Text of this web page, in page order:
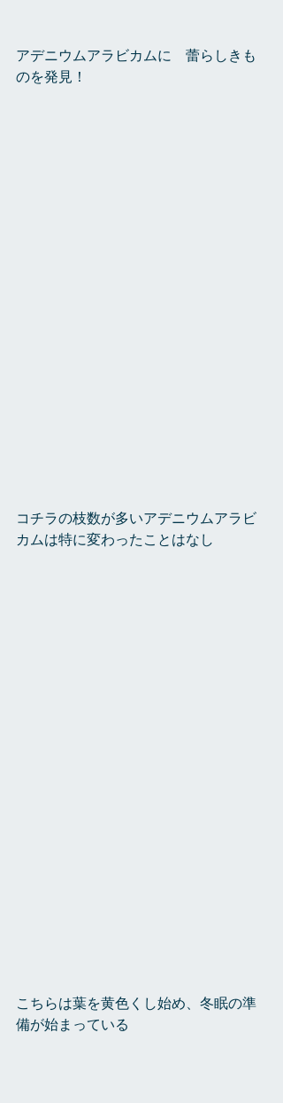
アデニウムアラビカムに　蕾らしきも
のを発見！
コチラの枝数が多いアデニウムアラビ
カムは特に変わったことはなし
こちらは葉を黄色くし始め、冬眠の準
備が始まっている